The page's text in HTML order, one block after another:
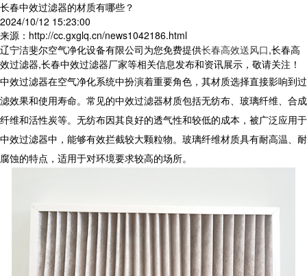
长春中效过滤器的材质有哪些？
2024/10/12 15:23:00
来源：http://cc.gxglq.cn/news1042186.html
辽宁洁斐尔空气净化设备有限公司为您免费提供长春高效送风口,长春高
效过滤器,长春中效过滤器厂家等相关信息发布和资讯展示，敬请关注！
中效过滤器在空气净化系统中扮演着重要角色，其材质选择直接影响到过
滤效果和使用寿命。常见的中效过滤器材质包括无纺布、玻璃纤维、合成
纤维和活性炭等。无纺布因其良好的透气性和较低的成本，被广泛应用于
中效过滤器中，能够有效拦截较大颗粒物。玻璃纤维材质具有耐高温、耐
腐蚀的特点，适用于对环境要求较高的场所。